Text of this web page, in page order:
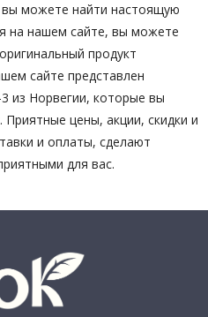
можете найти настоящую
на нашем сайте, вы можете
продукт
сайте представлен
из Норвегии, которые вы
цены, акции, скидки и
и оплаты, сделают
для вас.